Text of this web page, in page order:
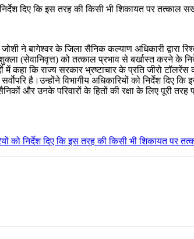
दिए कि इस तरह की किसी भी शिकायत पर तत्काल
ने बागेश्वर के जिला सैनिक कल्याण अधिकारी द्वारा
(सेवानिवृत्त) को तत्काल प्रभाव से बर्खास्त करने के
कहा कि राज्य सरकार भ्रष्टाचार के प्रति जीरो
है।उन्होंने विभागीय अधिकारियों को निर्देश
और उनके परिवारों के हितों की रक्षा के लिए पूरी तरह
को निर्देश दिए कि इस तरह की किसी भी शिकायत पर